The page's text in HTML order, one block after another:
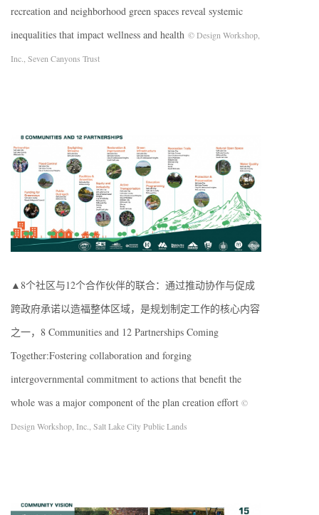
recreation and neighborhood green spaces reveal systemic
inequalities that impact wellness and health © Design Workshop,
Inc., Seven Canyons Trust
▲8个社区与12个合作伙伴的联合：通过推动协作与促成
跨政府承诺以造福整体区域，是规划制定工作的核心内容
之一，8 Communities and 12 Partnerships Coming
Together:Fostering collaboration and forging
intergovernmental commitment to actions that benefit the
whole was a major component of the plan creation effort ©
Design Workshop, Inc., Salt Lake City Public Lands